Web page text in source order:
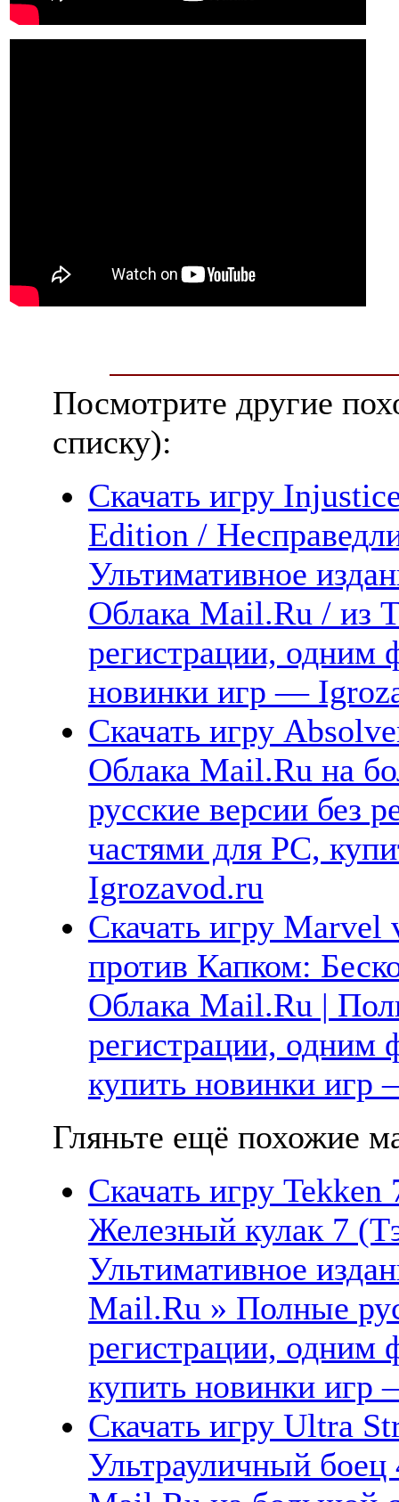
Посмотрите другие
списку):
Скачать игру
Edition /
Ультимативное
Облака Mail.Ru / из
регистрации, одним
новинки игр —
Скачать игру
Облака Mail.Ru на
русские версии без
частями для PC,
Igrozavod.ru
Скачать игру
против Капком:
Облака Mail.Ru |
регистрации, одним
купить новинки
Гляньте ещё похожие
Скачать игру
Железный кулак 7
Ультимативное
Mail.Ru » Полные
регистрации, одним
купить новинки
Скачать игру Ultra
Ультрауличный